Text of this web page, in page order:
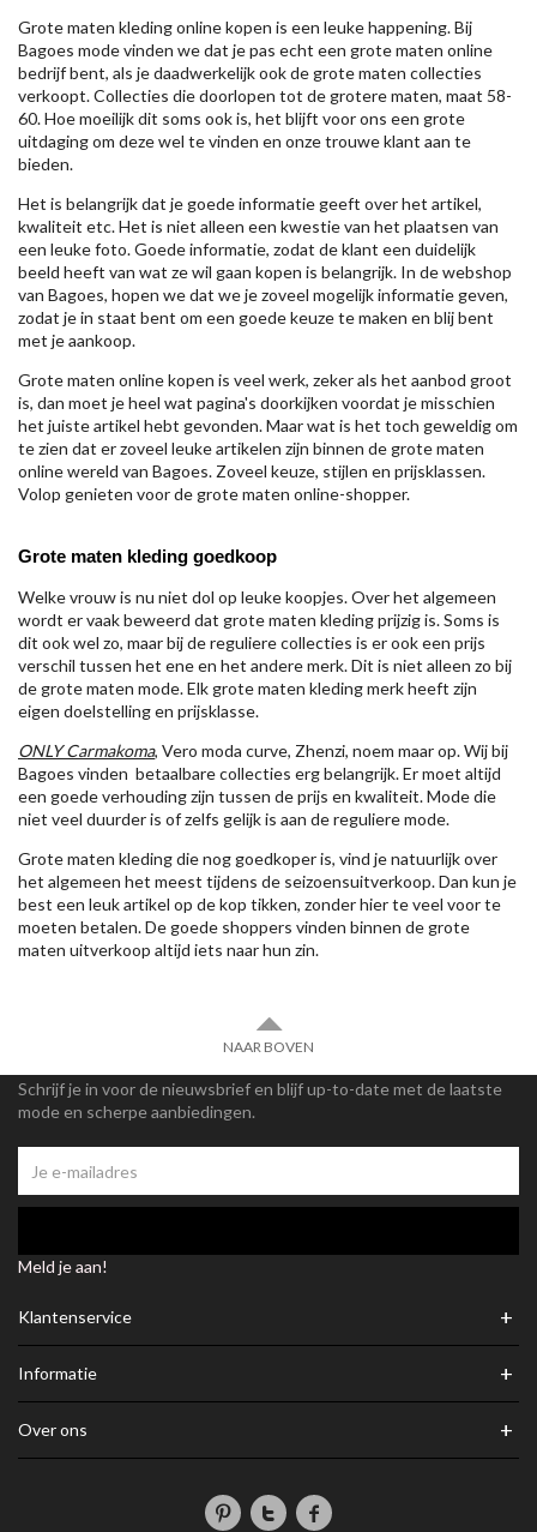
Grote maten kleding online kopen is een leuke happening. Bij
Bagoes mode vinden we dat je pas echt een grote maten online
bedrijf bent, als je daadwerkelijk ook de grote maten collecties
verkoopt. Collecties die doorlopen tot de grotere maten, maat 58-
60. Hoe moeilijk dit soms ook is, het blijft voor ons een grote
uitdaging om deze wel te vinden en onze trouwe klant aan te
bieden.
Het is belangrijk dat je goede informatie geeft over het artikel,
kwaliteit etc. Het is niet alleen een kwestie van het plaatsen van
een leuke foto. Goede informatie, zodat de klant een duidelijk
beeld heeft van wat ze wil gaan kopen is belangrijk. In de webshop
van Bagoes, hopen we dat we je zoveel mogelijk informatie geven,
zodat je in staat bent om een goede keuze te maken en blij bent
met je aankoop.
Grote maten online kopen is veel werk, zeker als het aanbod groot
is, dan moet je heel wat pagina's doorkijken voordat je misschien
het juiste artikel hebt gevonden. Maar wat is het toch geweldig om
te zien dat er zoveel leuke artikelen zijn binnen de grote maten
online wereld van Bagoes. Zoveel keuze, stijlen en prijsklassen.
Volop genieten voor de grote maten online-shopper.
Grote maten kleding goedkoop
Welke vrouw is nu niet dol op leuke koopjes. Over het algemeen
wordt er vaak beweerd dat grote maten kleding prijzig is. Soms is
dit ook wel zo, maar bij de reguliere collecties is er ook een prijs
verschil tussen het ene en het andere merk. Dit is niet alleen zo bij
de grote maten mode. Elk grote maten kleding merk heeft zijn
eigen doelstelling en prijsklasse.
ONLY Carmakoma, Vero moda curve, Zhenzi, noem maar op. Wij bij
Bagoes vinden betaalbare collecties erg belangrijk. Er moet altijd
een goede verhouding zijn tussen de prijs en kwaliteit. Mode die
niet veel duurder is of zelfs gelijk is aan de reguliere mode.
Grote maten kleding die nog goedkoper is, vind je natuurlijk over
het algemeen het meest tijdens de seizoensuitverkoop. Dan kun je
best een leuk artikel op de kop tikken, zonder hier te veel voor te
moeten betalen. De goede shoppers vinden binnen de grote
maten uitverkoop altijd iets naar hun zin.
NAAR BOVEN
Schrijf je in voor de nieuwsbrief en blijf up-to-date met de laatste
mode en scherpe aanbiedingen.
Meld je aan!
Klantenservice +
Informatie +
Over ons +